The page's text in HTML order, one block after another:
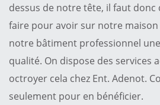
dessus de notre tête, il faut
faire pour avoir sur notre
notre bâtiment professionnel
qualité. On dispose des services
octroyer cela chez Ent. Adenot.
seulement pour en bénéficier.